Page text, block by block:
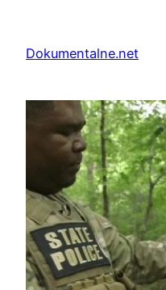
treściDokumentalne.net